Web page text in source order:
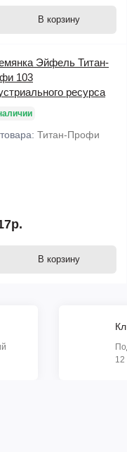
В корзину
Эйфель Титан-
103
ресурса
Титан-Профи
В корзину
12